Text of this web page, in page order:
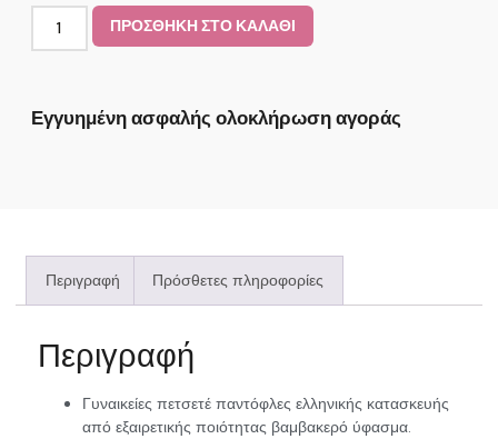
ΠΡΟΣΘΗΚΗ ΣΤΟ ΚΑΛΑΘΙ
Εγγυημένη ασφαλής ολοκλήρωση αγοράς
Περιγραφή Πρόσθετες πληροφορίες
Περιγραφή
Γυναικείες πετσετέ παντόφλες ελληνικής κατασκευής
από εξαιρετικής ποιότητας βαμβακερό ύφασμα.